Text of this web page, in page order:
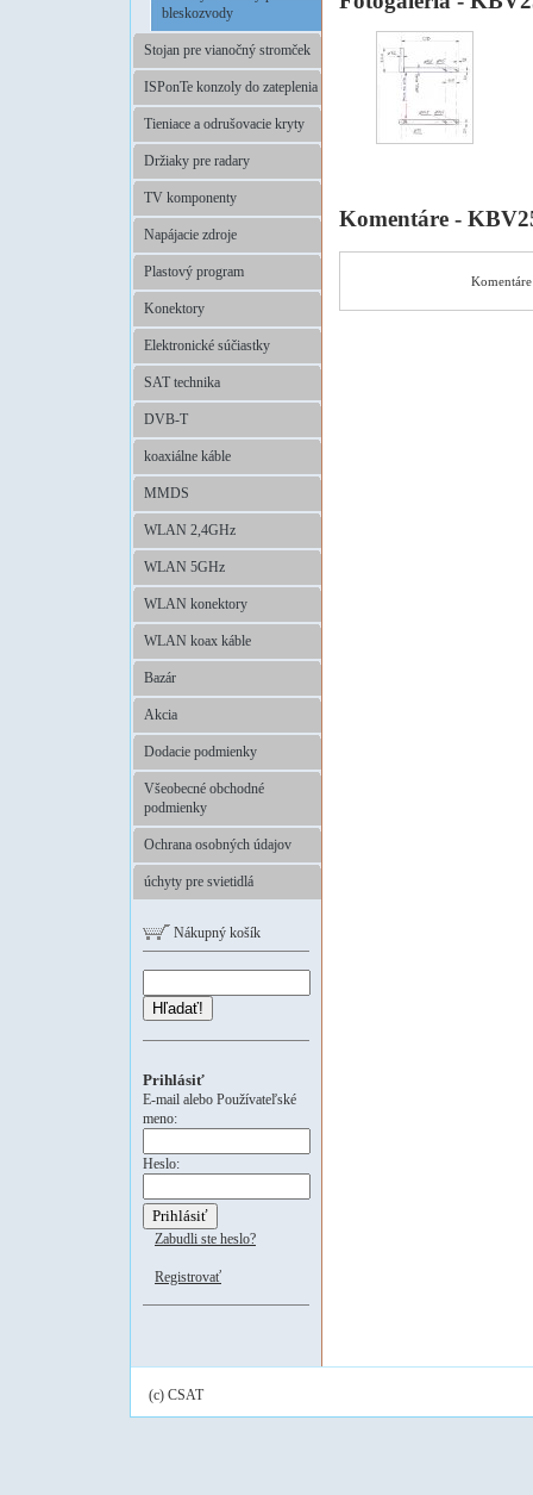
bleskozvody
Stojan pre vianočný stromček
ISPonTe konzoly do zateplenia
Tieniace a odrušovacie kryty
Držiaky pre radary
TV komponenty
Napájacie zdroje
Plastový program
Konektory
Elektronické súčiastky
SAT technika
DVB-T
koaxiálne káble
MMDS
WLAN 2,4GHz
WLAN 5GHz
WLAN konektory
WLAN koax káble
Bazár
Akcia
Dodacie podmienky
Všeobecné obchodné
podmienky
Ochrana osobných údajov
úchyty pre svietidlá
Nákupný košík
Hľadať!
Prihlásiť
E-mail alebo Používateľské
meno:
Heslo:
Zabudli ste heslo?
Registrovať
Komentáre -
(c) CSAT